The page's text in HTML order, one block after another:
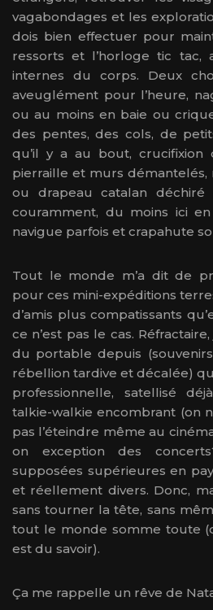
vagabondages et les
dois bien effectuer pour
ressorts et l’horloge tic tac,
internes du corps. Deux
aveuglément pour l’heure,
ou au moins en baie ou
des pentes, des cols, de
qu’il y a au bout, crucifixion
pierraille et murs
ou drapeau catalan
couramment, du moins ici
navigue parfois et crapahute
Tout le monde m’a dit de
pour ces mini-expéditions
d’amis plus compatissants
ce n’est pas le cas.
du portable depuis
rébellion tardive et décalée)
professionnelle, satellisé
talkie-walkie encombrant (on
pas l’éteindre même au
on exception des
supposées supérieures en
et réellement divers. Donc,
sans tourner la tête, sans
tout le monde somme toute
est du savoir).
Ça me rappelle un rêve de